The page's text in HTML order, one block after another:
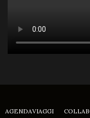
AGENDAVIAGGI